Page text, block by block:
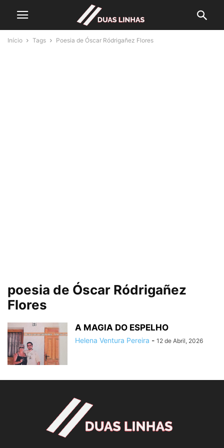
Início Tags Poesia de Óscar Ródrigañez Flores
poesia de Óscar Ródrigañez
Flores
A MAGIA DO ESPELHO
Helena Ventura Pereira - 12 de Abril, 2026